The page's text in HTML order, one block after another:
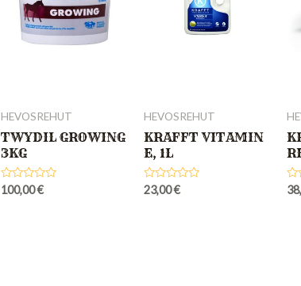
HEVOSREHUT
TWYDIL GROWING
3KG
Rated
100,00€
HEVOSREHUT
KRAFFT VITAMIN
E, 1L
Rated
23,00€